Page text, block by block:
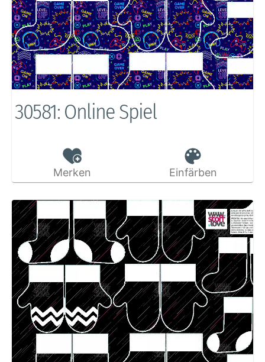
30581: Online Spiel
Merken Einfärben